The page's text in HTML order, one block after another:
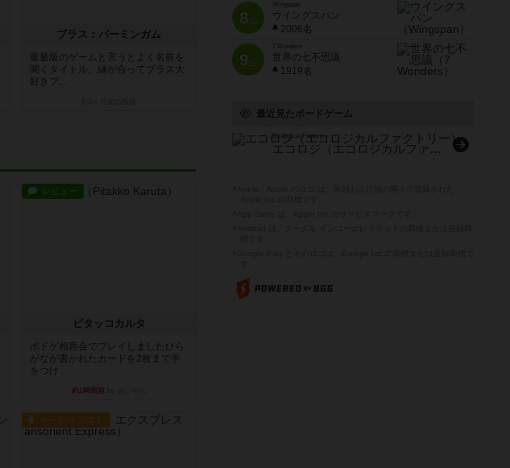
ブラス：バーミンガム
重量級のゲームと言うとよく名前を
聞くタイトル。縁が合ってブラス大
好きプ...
レビュー
ピタッコカルタ
ボドゲ相席会でプレイしましたひら
がなが書かれたカードを2枚まで手
をつけ...
約1時間前
ルール/インスト
8位
Wingspan
ウイングスパン
2006名
9位
7 Wonders
世界の七不思議
1919名
最近見たボードゲーム
Ecological Factory
エコロジ（エコロジカルファクトリー）